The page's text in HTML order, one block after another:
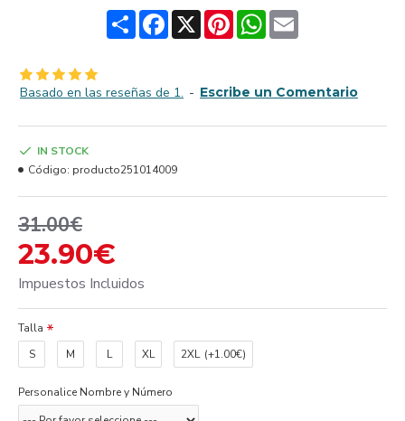
ShareFacebook
X PinterestWhatsApp
Email
Basado en las reseñas de 1. - Escribe un Comentario
23.90€
31.00€
Impuestos Incluidos
IN STOCK
Código: producto251014009
Talla
S
M L XL 2XL (+1.00€)
Personalice Nombre y Número